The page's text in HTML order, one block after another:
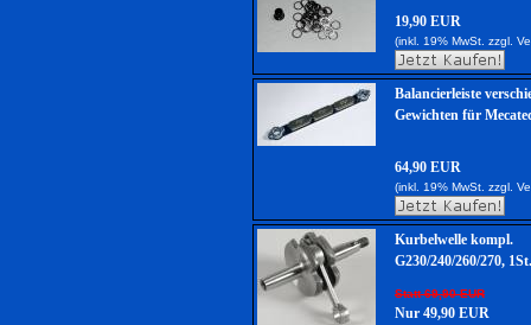
19,90 EUR
(inkl. 19% MwSt. zzgl.
Balancierleiste
Gewichten für
64,90 EUR
(inkl. 19% MwSt. zzgl.
Kurbelwelle kompl.
G230/240/260/270, 1St.
Statt 69,90 EUR
Nur 49,90 EUR